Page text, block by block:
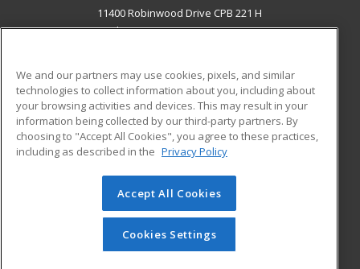
11400 Robinwood Drive CPB 221 H
hagerstown, MD 21742 US
Career Training
ADDITIONAL RESOURCES
Military
Help
Student Blog
© 2026 ed2go, a division of Cengage Learning. All rights
reserved. The material on this site cannot be reproduced or
redistributed unless you have obtained prior written
permission from Cengage Learning.Privacy Policy
We and our partners may use cookies, pixels, and similar
technologies to collect information about you, including about
your browsing activities and devices. This may result in your
information being collected by our third-party partners. By
choosing to "Accept All Cookies", you agree to these practices,
including as described in the Privacy Policy
Accept All Cookies
Cookies Settings